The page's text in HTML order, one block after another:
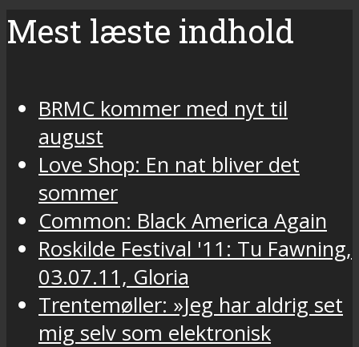
Mest læste indhold
BRMC kommer med nyt til
august
Love Shop: En nat bliver det
sommer
Common: Black America Again
Roskilde Festival '11: Tu Fawning,
03.07.11, Gloria
Trentemøller: »Jeg har aldrig set
mig selv som elektronisk